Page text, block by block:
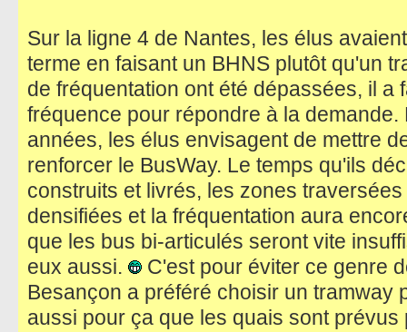
Sur la ligne 4 de Nantes, les élus
terme en faisant un BHNS plutôt qu'un
de fréquentation ont été dépassées, il a
fréquence pour répondre à la demande.
années, les élus envisagent de mettre
renforcer le BusWay. Le temps qu'ils
construits et livrés, les zones
densifiées et la fréquentation aura
que les bus bi-articulés seront vite
eux aussi.
C'est pour éviter ce genre
Besançon a préféré choisir un tramway
aussi pour ça que les quais sont